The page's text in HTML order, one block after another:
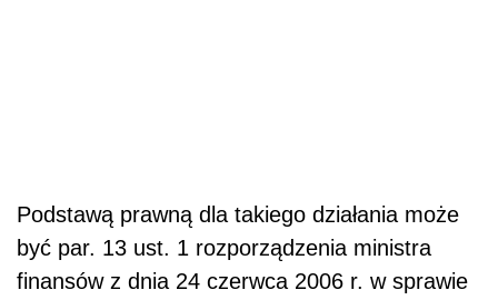
Podstawą prawną dla takiego działania może
być par. 13 ust. 1 rozporządzenia ministra
finansów z dnia 24 czerwca 2006 r. w sprawie